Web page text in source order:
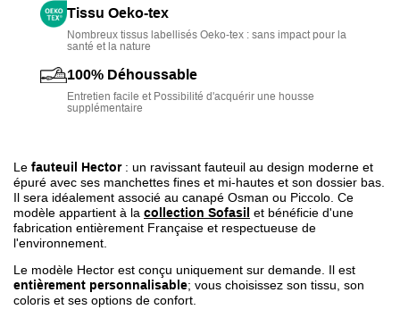
revêtement et du confort.
Ce produit estentièrement déhoussable
pour faciliter son
entretien.
Pour finir, il est fabriqué en Franceet de manière
Tissu Oeko-tex
Nombreux tissus labellisés Oeko-tex : sans impact pour la
santé et la nature
100% Déhoussable
Entretien facile et Possibilité d'acquérir une housse
supplémentaire
Le fauteuil Hector: un ravissant fauteuil au design moderne et
épuré avec ses manchettes fines et mi-hautes et son dossier bas.
Il sera idéalement associé au canapé Osman ou Piccolo. Ce
modèle appartient à la collection Sofasil et bénéficie d'une
fabrication entièrement Française et respectueuse de
l'environnement.
Le modèle Hector est conçu uniquement sur demande. Il est
entièrement personnalisable; vous choisissez son tissu, son
coloris et ses options de confort.